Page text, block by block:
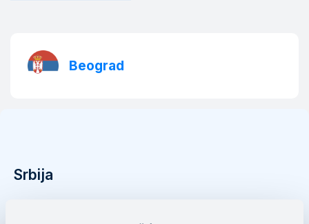
Beograd
Srbija